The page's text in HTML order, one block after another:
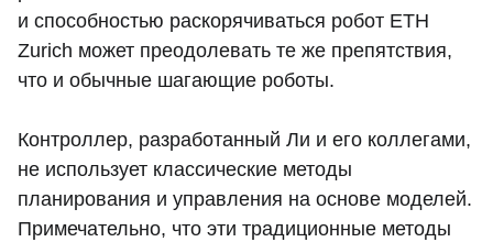
и способностью раскорячиваться робот ETH
Zurich может преодолевать те же препятствия,
что и обычные шагающие роботы.
Контроллер, разработанный Ли и его коллегами,
не использует классические методы
планирования и управления на основе моделей.
Примечательно, что эти традиционные методы